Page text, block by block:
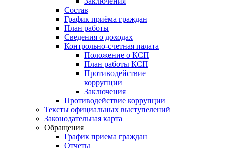
Состав
График приёма граждан
План работы
Сведения о доходах
Контрольно-счетная палата
Положение о КСП
План работы КСП
Противодействие
коррупции
Заключения
Противодействие коррупции
Тексты официальных выступелений
Законодательная карта
Обращения
График приема граждан
Отчеты